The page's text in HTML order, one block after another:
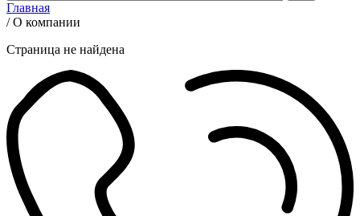
Главная
/ О компании
Страница не найдена